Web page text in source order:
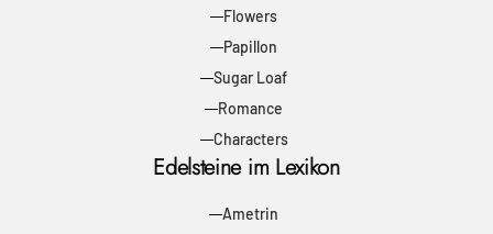
Flowers
Papillon
Sugar Loaf
Romance
Characters
Edelsteine im Lexikon
Ametrin